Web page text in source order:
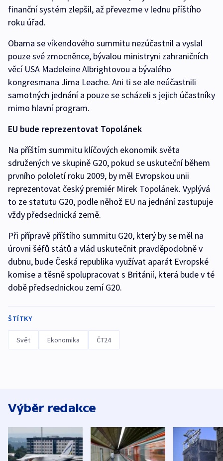
finanční systém zlepšil, až převezme v lednu příštího
roku úřad.
Obama se víkendového summitu nezúčastnil a vyslal
pouze své zmocněnce, bývalou ministryni zahraničních
věcí USA Madeleine Albrightovou a bývalého
kongresmana Jima Leache. Ani ti se ale neúčastnili
samotných jednání a pouze se scházeli s jejich účastníky
mimo hlavní program.
EU bude reprezentovat Topolánek
Na příštím summitu klíčových ekonomik světa
sdružených ve skupině G20, pokud se uskuteční během
prvního pololetí roku 2009, by měl Evropskou unii
reprezentovat český premiér Mirek Topolánek. Vyplývá
to ze statutu G20, podle něhož EU na jednání zastupuje
vždy předsednická země.
Při přípravě příštího summitu G20, který by se měl na
úrovni šéfů států a vlád uskutečnit pravděpodobně v
dubnu, bude Česká republika využívat aparát Evropské
komise a těsně spolupracovat s Británií, která bude v té
době předsednickou zemí G20.
ŠTÍTKY
Svět Ekonomika ČT24
Výběr redakce